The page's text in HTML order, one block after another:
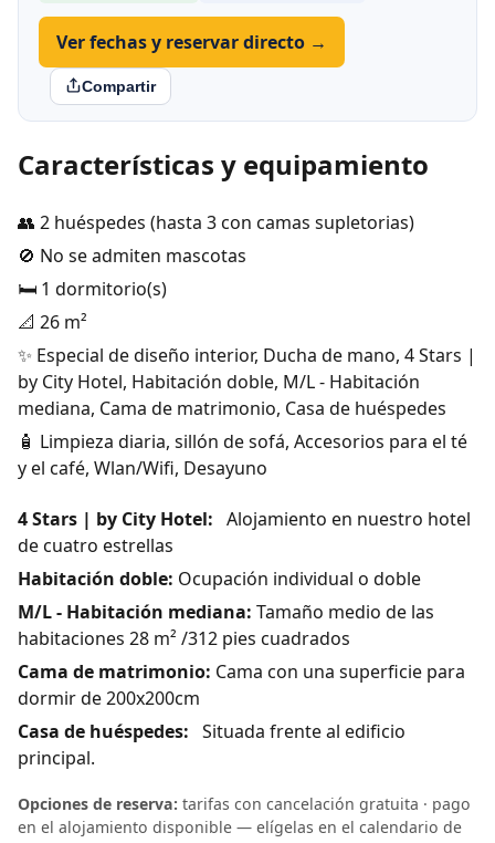
Ver fechas y reservar directo →
Compartir
Características y equipamiento
👥 2 huéspedes (hasta 3 con camas supletorias)
🚫 No se admiten mascotas
🛏️ 1 dormitorio(s)
📐 26 m²
✨ Especial de diseño interior, Ducha de mano, 4 Stars |
by City Hotel, Habitación doble, M/L - Habitación
mediana, Cama de matrimonio, Casa de huéspedes
🧴 Limpieza diaria, sillón de sofá, Accesorios para el té
y el café, Wlan/Wifi, Desayuno
4 Stars | by City Hotel: Alojamiento en nuestro hotel
de cuatro estrellas
Habitación doble: Ocupación individual o doble
M/L - Habitación mediana: Tamaño medio de las
habitaciones 28 m² /312 pies cuadrados
Cama de matrimonio: Cama con una superficie para
dormir de 200x200cm
Casa de huéspedes: Situada frente al edificio
principal.
Opciones de reserva: tarifas con cancelación gratuita · pago
en el alojamiento disponible — elígelas en el calendario de